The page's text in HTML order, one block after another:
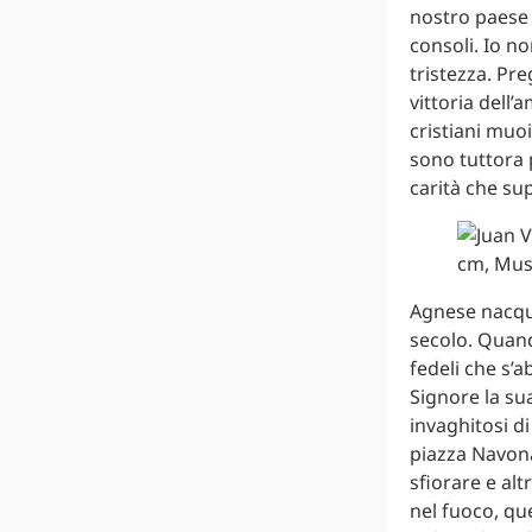
nostro
consoli. Io
tristezza.
vittoria
cristiani
sono tuttora
carità che
Agnese
secolo.
fedeli che
Signore la
invaghitosi
piazza
sfiorare e
nel fuoco,